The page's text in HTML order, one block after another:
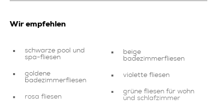
Wir empfehlen
schwarze pool und
spa-fliesen
goldene
badezimmerfliesen
rosa fliesen
beige
badezimmerfliesen
violette fliesen
grüne fliesen für wohn
und schlafzimmer